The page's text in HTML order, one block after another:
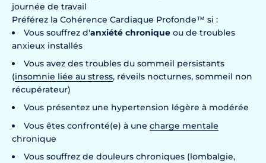
journée de travail
Préférez la Cohérence Cardiaque Profonde™ si :
Vous souffrez d'anxiété chronique ou de troubles
anxieux installés
Vous avez des troubles du sommeil persistants
(insomnie liée au stress, réveils nocturnes, sommeil non
récupérateur)
Vous présentez une hypertension légère à modérée
Vous êtes confronté(e) à une charge mentale
chronique
Vous souffrez de douleurs chroniques (lombalgie,